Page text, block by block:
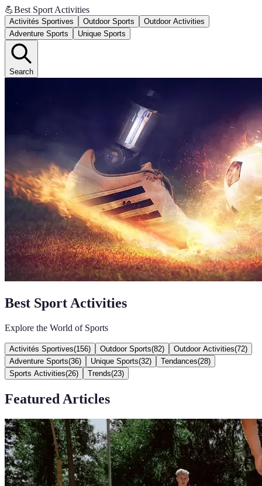
💪Best Sport Activities
Activités Sportives Outdoor Sports
Outdoor Activities
Adventure Sports
Unique Sports
Search
Best Sport Activities
Explore the World of Sports
Activités Sportives(156) Outdoor Sports(82) Outdoor Activities(72)
Adventure Sports(36) Unique Sports(32) Tendances(28)
Sports Activities(26) Trends(23)
Featured Articles